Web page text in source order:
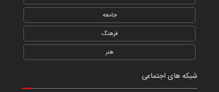
جامعه
فرهنگ
هنر
شبکه های اجتماعی